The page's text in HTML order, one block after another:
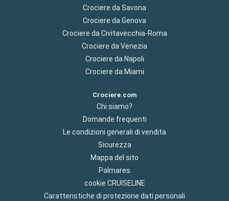
Crociere da Savona
Crociere da Genova
Crociere da Civitavecchia-Roma
Crociere da Venezia
Crociere da Napoli
Crociere da Miami
Crociere.com
Chi siamo?
Domande frequenti
Le condizioni generali di vendita
Sicurezza
Mappa del sito
Palmares
cookie CRUISELINE
Caratteristiche di protezione dati personali